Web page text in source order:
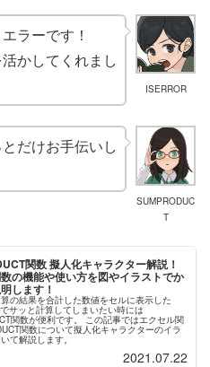
ISERROR
ラーです！
かしてくれまし
SUMPRODUC
T
だけお手伝いし
関数 擬人化キャラクター解説！
の機能や使い方を図やイラストでか
します！
算の結果を合計した数値をセルに表示した
サッと計算してしまいたい時には
関数が便利です。 この記事ではエクセル関
関数について擬人化キャラクターのイラ
て解説します。
2021.07.22